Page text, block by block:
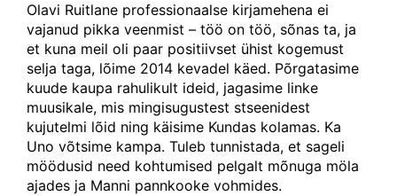
Olavi Ruitlane professionaalse kirjamehena ei
vajanud pikka veenmist – töö on töö, sõnas ta, ja
et kuna meil oli paar positiivset ühist kogemust
selja taga, lõime 2014 kevadel käed. Põrgatasime
kuude kaupa rahulikult ideid, jagasime linke
muusikale, mis mingisugustest stseenidest
kujutelmi lõid ning käisime Kundas kolamas. Ka
Uno võtsime kampa. Tuleb tunnistada, et sageli
möödusid need kohtumised pelgalt mõnuga möla
ajades ja Manni pannkooke vohmides.